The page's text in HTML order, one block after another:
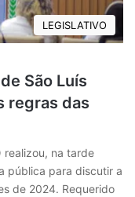
LEGISLATIVO
São Luís
regras das
realizou, na tarde
pública para discutir a
de 2024. Requerido